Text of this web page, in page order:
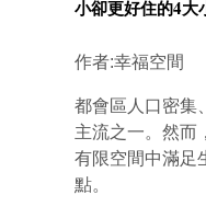
小卻更好住的4大
作者:幸福空間
都會區人口密集
主流之一。然而
有限空間中滿足
點。